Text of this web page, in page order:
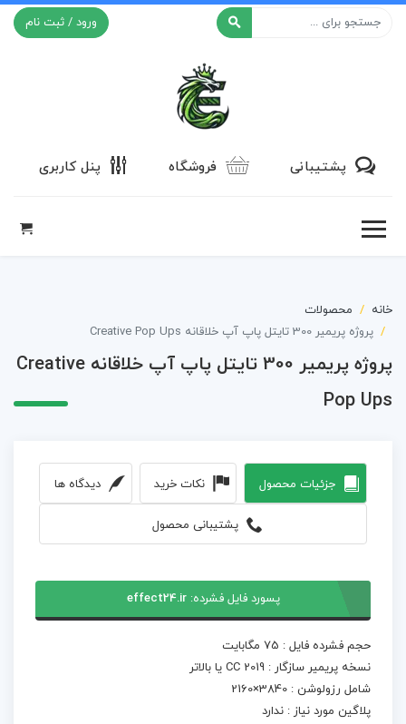
ورود / ثبت نام
پشتیبانی فروشگاه پنل کاربری
خانه
محصولات
پروژه پریمیر 300 تایتل پاپ آپ خلاقانه Creative Pop Ups
پروژه پریمیر 300 تایتل پاپ آپ خلاقانه Creative
Pop Ups
جزئیات محصول نکات خرید دیدگاه ها
پشتیبانی محصول
پسورد فایل فشرده:effect24.ir
حجم فشرده فایل : 75 مگابایت
نسخه پریمیر سازگار : CC 2019 یا بالاتر
شامل رزولوشن : 3840×2160
پلاگین مورد نیاز : ندارد